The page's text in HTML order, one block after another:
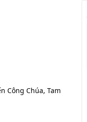
Công Chúa, Tam